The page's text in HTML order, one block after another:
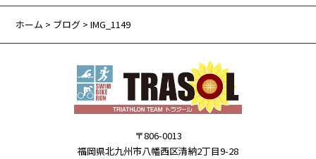
ホーム > ブログ > IMG_1149
〒806-0013
福岡県北九州市八幡西区清納2丁目9-28